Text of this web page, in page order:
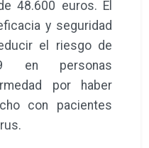
48.600 euros. El
y seguridad
el riesgo de
en personas
por haber
con pacientes